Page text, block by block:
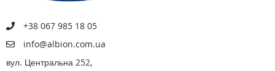
+38 067 985 18 05
info@albion.com.ua
вул. Центральна 252,